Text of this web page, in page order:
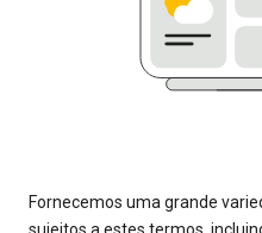
Fornecemos uma grande